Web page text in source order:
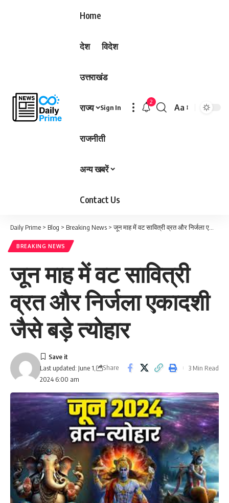
Home
देश विदेश
उत्तराखंड
राज्य
राजनीती
अन्य खबरें
Contact Us
Sign In
2
Font
Aa
Daily Prime > Blog > Breaking News >जून माह में वट सावित्री व्रत और निर्जला एकादशी जैसे बड़े त्योहार
BREAKING NEWS
जून माह में वट सावित्री
व्रत और निर्जला एकादशी
जैसे बड़े त्योहार
Last updated: June 1,
2024 6:00 am
Share 3 Min Read